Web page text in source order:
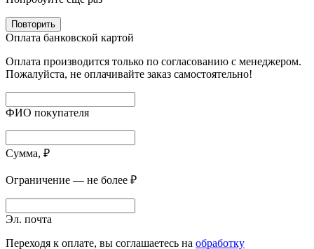
Повторить
Оплата банковской картой
Оплата производится только по согласованию с менеджером.
Пожалуйста, не оплачивайте заказ самостоятельно!
ФИО покупателя
Сумма, ₽
Ограничение — не более ₽
Эл. почта
Переходя к оплате, вы соглашаетесь на обработку